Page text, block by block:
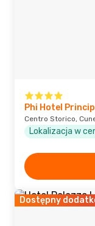
Phi Hotel
Centro Storico,
Lokalizacja w
Dostępny